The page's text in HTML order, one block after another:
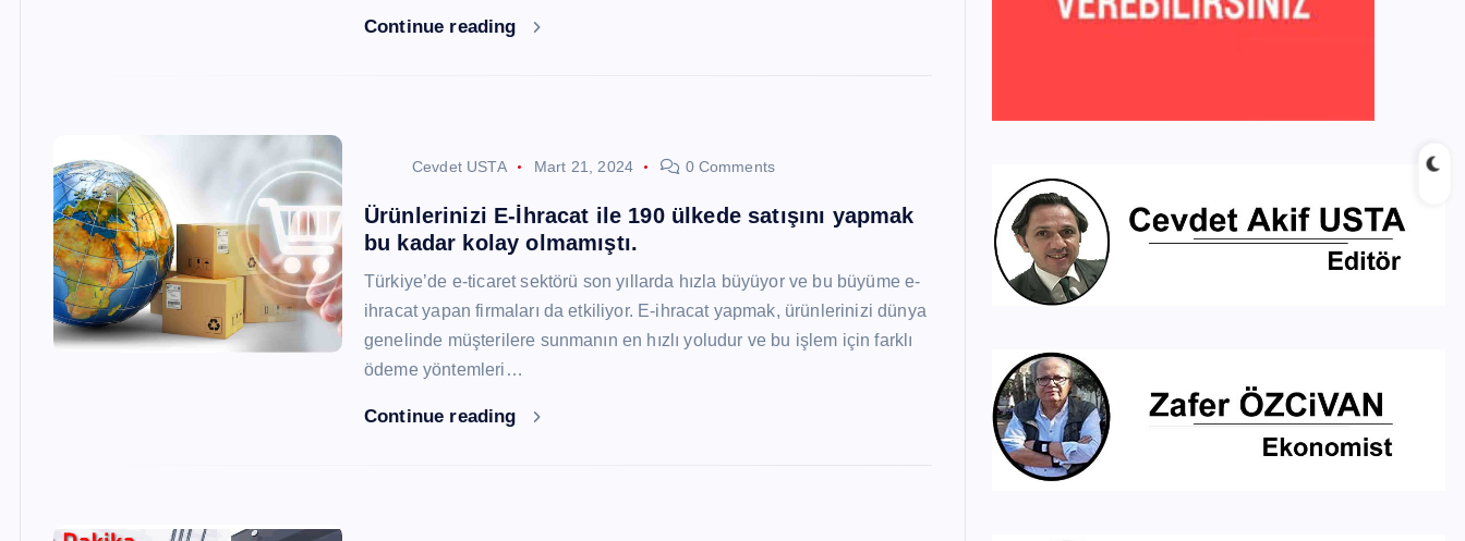
Continue reading
Cevdet USTA Mart 21, 2024 0 Comments
Ürünlerinizi E-İhracat ile 190 ülkede satışını yapmak
bu kadar kolay olmamıştı.
Türkiye’de e-ticaret sektörü son yıllarda hızla büyüyor ve bu büyüme e-
ihracat yapan firmaları da etkiliyor. E-ihracat yapmak, ürünlerinizi dünya
genelinde müşterilere sunmanın en hızlı yoludur ve bu işlem için farklı
ödeme yöntemleri…
Continue reading